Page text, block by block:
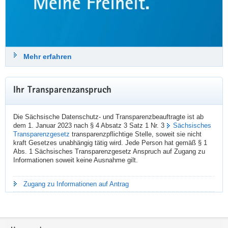
StuttgarterImpulse
sdtb
@sdtb
👉️️️
datenschutz.sachsen.de/downloa
Themen sind u. a.:
➡️ FAQ zum Datenschutz beim Einsatz von Künstlicher Intelligenz
➡️ Vorschläge der Landesdatenschutzbeauftragten zur Modernisierung
des Datenschutzes
➡️ Roadshow zur Cybersicherheit
Mehr erfahren
Ihr Transparenzanspruch
Die Sächsische Datenschutz- und Transparenzbeauftragte ist ab
dem 1. Januar 2023 nach § 4 Absatz 3 Satz 1 Nr. 3
Sächsisches
Transparenzgesetz transparenzpflichtige Stelle, soweit sie nicht
kraft Gesetzes unabhängig tätig wird. Jede Person hat gemäß § 1
Abs. 1 Sächsisches Transparenzgesetz Anspruch auf Zugang zu
Informationen soweit keine Ausnahme gilt.
Zugang zu Informationen auf Antrag
Footer-